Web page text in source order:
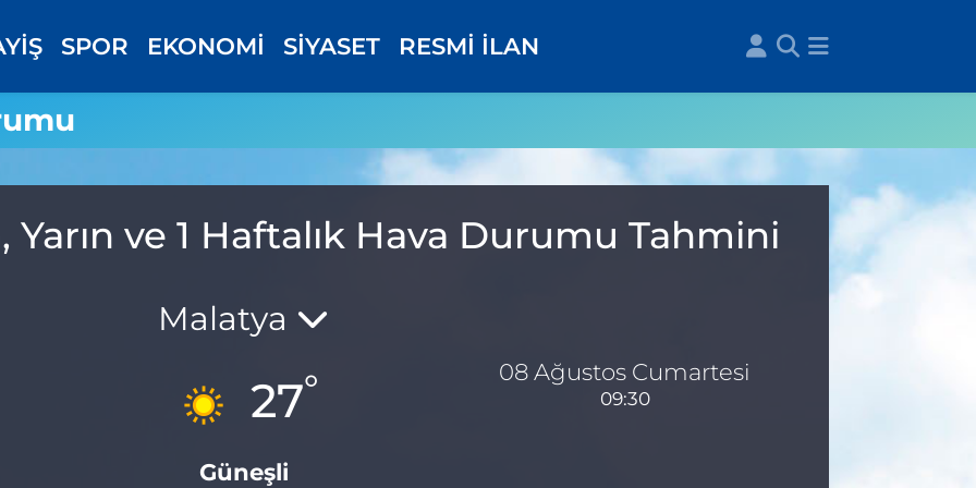
SPOR EKONOMİ SİYASET RESMİ İLAN
ve 1 Haftalık Hava Durumu Tahmini
Malatya
27°
Güneşli
08 Ağustos Cumartesi
09:30